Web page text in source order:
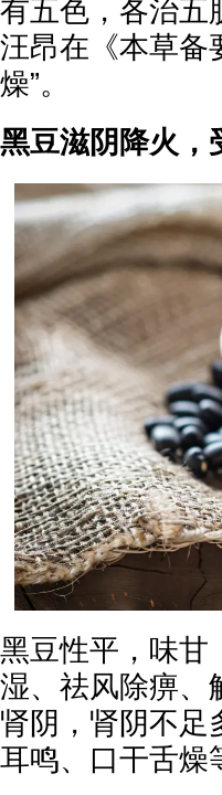
有五色，各治五
汪昂在《本草备
燥”。
黑豆滋阴降火，
黑豆性平，味甘
湿、祛风除痹、
肾阴，肾阴不足
耳鸣、口干舌燥